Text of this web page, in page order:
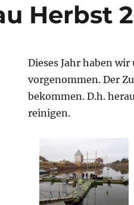
Herbst
Dieses Jahr haben
vorgenommen. Der
bekommen. D.h.
reinigen.